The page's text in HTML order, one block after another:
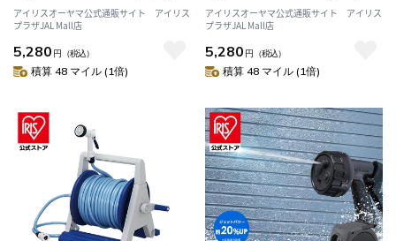
アイリスオーヤマ公式通販サイト アイリス
プラザJAL Mall店
5,280 円 （税込）
積算 48 マイル (1倍)
アイリスオーヤマ公式通販サイト アイリス
プラザJAL Mall店
5,280 円 （税込）
積算 48 マイル (1倍)